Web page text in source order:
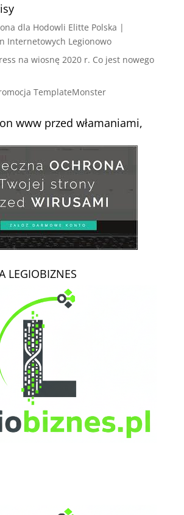
dla Hodowli Elitte Polska |
Internetowych Legionowo
na wiosnę 2020 r. Co jest nowego
TemplateMonster
www przed włamaniami,
LEGIOBIZNES